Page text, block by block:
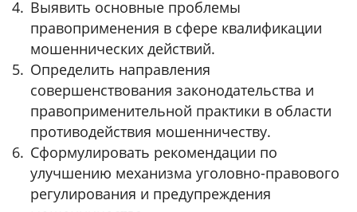
Выявить основные проблемы
правоприменения в сфере квалификации
мошеннических действий.
Определить направления
совершенствования законодательства и
правоприменительной практики в области
противодействия мошенничеству.
Сформулировать рекомендации по
улучшению механизма уголовно-правового
регулирования и предупреждения